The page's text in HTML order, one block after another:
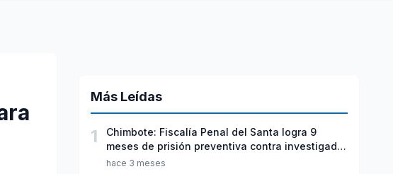
Más Leídas
1
Chimbote: Fiscalía Penal del Santa logra 9
meses de prisión preventiva contra investigado
por violación sexual y tentativa de feminicidio
hace 3 meses